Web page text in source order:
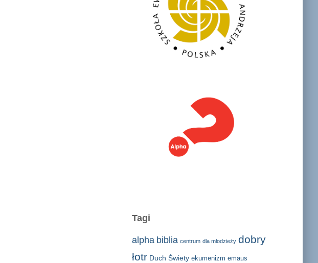
Tagi
alpha biblia centrum dla młodzieży dobry
łotr Duch Świety ekumenizm emaus